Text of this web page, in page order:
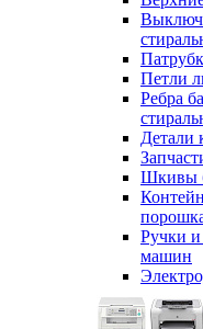
Петли
Ребра
Детали
Шкивы
Ручки
машин